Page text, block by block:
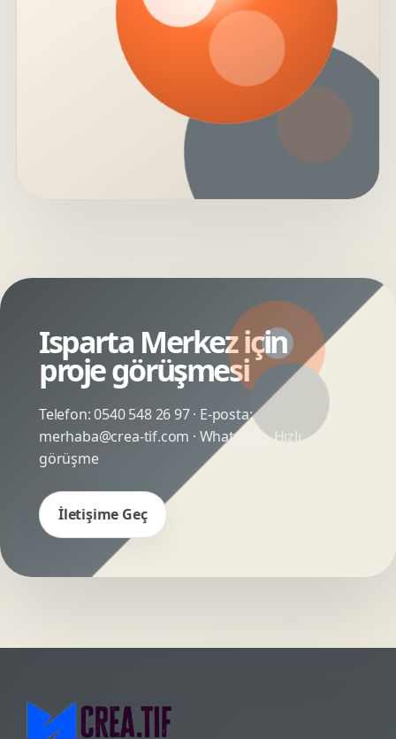
Isparta Merkez için
proje görüşmesi
Telefon:0540 548 26 97· E-posta:
merhaba@crea-tif.com · WhatsApp:Hızlı
görüşme
İletişime Geç